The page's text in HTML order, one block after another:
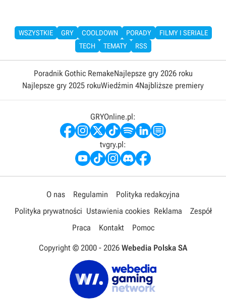
WSZYSTKIE GRY COOLDOWN PORADY
FILMY I SERIALE
TECH
TEMATY RSS
Poradnik Gothic RemakeNajlepsze gry 2026 roku
Najlepsze gry 2025 rokuWiedźmin 4Najbliższe premiery
GRYOnline.pl:
tvgry.pl:
O nas Regulamin
Polityka redakcyjna
Polityka prywatności Ustawienia cookies Reklama
Zespół
Praca
Kontakt Pomoc
Copyright © 2000 - 2026 Webedia Polska SA